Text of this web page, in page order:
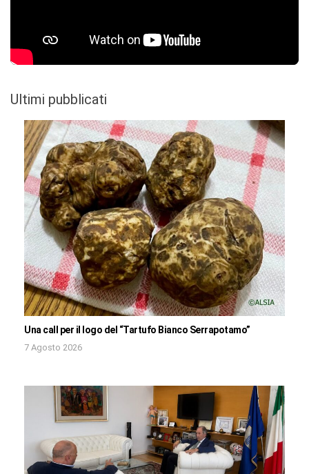
Ultimi pubblicati
Una call per il logo del “Tartufo Bianco Serrapotamo”
7 Agosto 2026